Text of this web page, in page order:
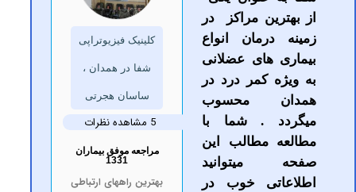
مراکز در
انواع
های عضلانی
کمر درد در
محسوب
. شما با
مطالب این
خوب در
کلینیک فیزیوتراپی
شفا در همدان ،
5 مشاهده نظرات
مراجعه موفق بیماران
1331
بهترین راههای ارتباطی